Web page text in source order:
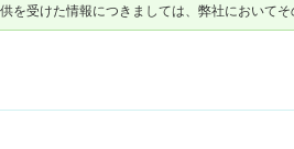
を受けた情報につきましては、弊社において